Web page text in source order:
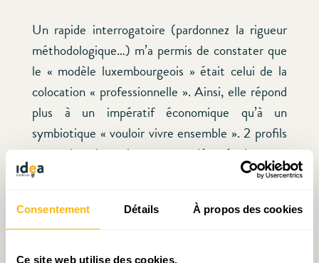
Consentement Détails À propos des cookies
Ce site web utilise des cookies.
Un rapide interrogatoire (pardonnez la rigueur
méthodologique…) m’a permis de constater que
le « modèle luxembourgeois » était celui de la
colocation « professionnelle ». Ainsi, elle répond
plus à un impératif économique qu’à un
symbiotique « vouloir vivre ensemble ». 2 profils
types de colocataires se sont dégagés de cette
observation empirique:
D’une part, les jeunes Luxembourgeois ou les
résidents de longue date, qui optent pour la
coloc’, ont tendance à s’engager avec des